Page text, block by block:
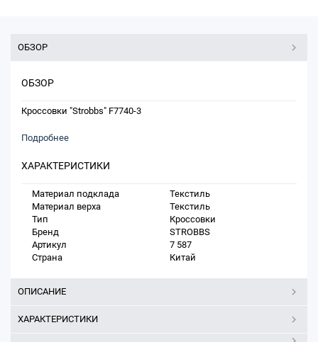
ОБЗОР
ОБЗОР
Кроссовки "Strobbs" F7740-3
Подробнее
ХАРАКТЕРИСТИКИ
Материал подклада
Текстиль
Материал верха
Текстиль
Тип
Кроссовки
Бренд
STROBBS
Артикул
7 587
Страна
Китай
ОПИСАНИЕ
ХАРАКТЕРИСТИКИ